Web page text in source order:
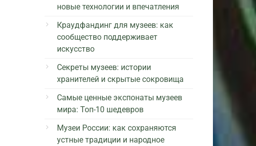
новые технологии и впечатления
Краудфандинг для музеев: как
сообщество поддерживает
искусство
Секреты музеев: истории
хранителей и скрытые сокровища
Самые ценные экспонаты музеев
мира: Топ-10 шедевров
Музеи России: как сохраняются
устные традиции и народное